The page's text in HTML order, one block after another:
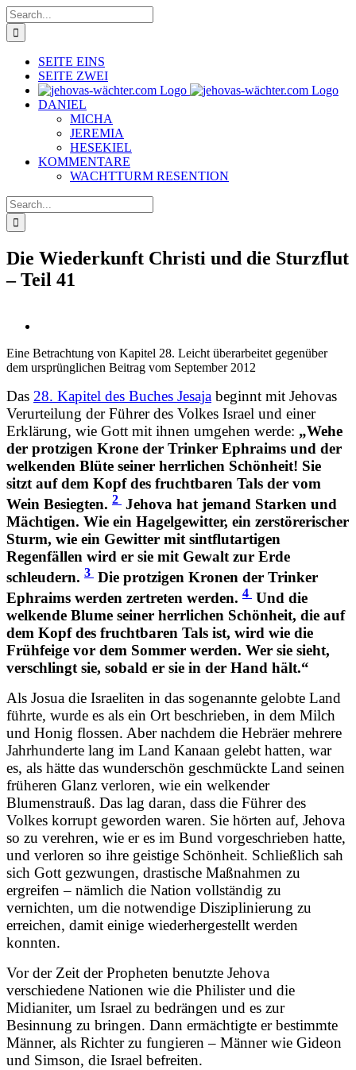
Skip
to
content
Search
for:
SEITE EINS
SEITE ZWEI
DANIEL
MICHA
JEREMIA
HESEKIEL
KOMMENTARE
WACHTTURM RESENTION
Search
for:
Die Wiederkunft Christi und die Sturzflut
– Teil 41
Image
Eine Betrachtung von Kapitel 28. Leicht überarbeitet gegenüber
dem ursprünglichen Beitrag vom September 2012
Das 28. Kapitel des Buches Jesaja beginnt mit Jehovas
Verurteilung der Führer des Volkes Israel und einer
Erklärung, wie Gott mit ihnen umgehen werde: „Wehe
der protzigen Krone der Trinker Ephraims und der
welkenden Blüte seiner herrlichen Schönheit! Sie
sitzt auf dem Kopf des fruchtbaren Tals der vom
Wein Besiegten. 2 Jehova hat jemand Starken und
Mächtigen. Wie ein Hagelgewitter, ein zerstörerischer
Sturm, wie ein Gewitter mit sintflutartigen
Regenfällen wird er sie mit Gewalt zur Erde
schleudern. 3 Die protzigen Kronen der Trinker
Ephraims werden zertreten werden. 4 Und die
welkende Blume seiner herrlichen Schönheit, die auf
dem Kopf des fruchtbaren Tals ist, wird wie die
Frühfeige vor dem Sommer werden. Wer sie sieht,
verschlingt sie, sobald er sie in der Hand hält.“
Als Josua die Israeliten in das sogenannte gelobte Land
führte, wurde es als ein Ort beschrieben, in dem Milch
und Honig flossen. Aber nachdem die Hebräer mehrere
Jahrhunderte lang im Land Kanaan gelebt hatten, war
es, als hätte das wunderschön geschmückte Land seinen
früheren Glanz verloren, wie ein welkender
Blumenstrauß. Das lag daran, dass die Führer des
Volkes korrupt geworden waren. Sie hörten auf, Jehova
so zu verehren, wie er es im Bund vorgeschrieben hatte,
und verloren so ihre geistige Schönheit. Schließlich sah
sich Gott gezwungen, drastische Maßnahmen zu
ergreifen – nämlich die Nation vollständig zu
vernichten, um die notwendige Disziplinierung zu
erreichen, damit einige wiederhergestellt werden
konnten.
Vor der Zeit der Propheten benutzte Jehova
verschiedene Nationen wie die Philister und die
Midianiter, um Israel zu bedrängen und es zur
Besinnung zu bringen. Dann ermächtigte er bestimmte
Männer, als Richter zu fungieren – Männer wie Gideon
und Simson, die Israel befreiten.